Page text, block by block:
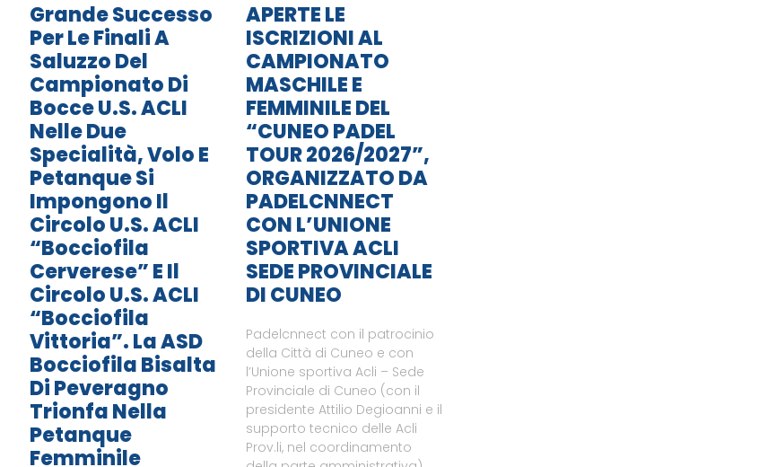
Grande Successo
Per Le Finali A
Saluzzo Del
Campionato Di
Bocce U.S. ACLI
Nelle Due
Specialità, Volo E
Petanque Si
Impongono Il
Circolo U.S. ACLI
“Bocciofila
Cerverese” E Il
Circolo U.S. ACLI
“Bocciofila
Vittoria”. La ASD
Bocciofila Bisalta
Di Peveragno
Trionfa Nella
Petanque
Femminile
APERTE LE
ISCRIZIONI AL
CAMPIONATO
MASCHILE E
FEMMINILE DEL
“CUNEO PADEL
TOUR 2026/2027”,
ORGANIZZATO DA
PADELCNNECT
CON L’UNIONE
SPORTIVA ACLI
SEDE PROVINCIALE
DI CUNEO
Padelcnnect con il patrocinio
della Città di Cuneo e con
l’Unione sportiva Acli – Sede
Provinciale di Cuneo (con il
presidente Attilio Degioanni e il
supporto tecnico delle Acli
Prov.li, nel coordinamento